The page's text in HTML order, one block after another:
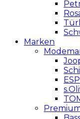
Marken